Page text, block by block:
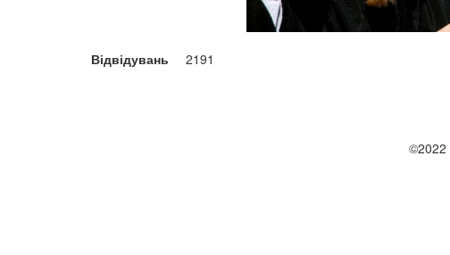
Відвідувань 2191
©2022